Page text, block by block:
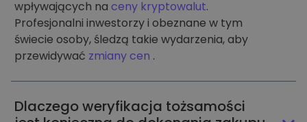
wpływających na ceny kryptowalut.
Profesjonalni inwestorzy i obeznane w tym
świecie osoby, śledzą takie wydarzenia, aby
przewidywać zmiany cen .
Dlaczego weryfikacja tożsamości